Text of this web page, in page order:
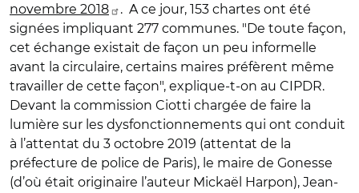
novembre 2018
. A ce jour, 153 chartes ont été
signées impliquant 277 communes. "De toute façon,
cet échange existait de façon un peu informelle
avant la circulaire, certains maires préfèrent même
travailler de cette façon", explique-t-on au CIPDR.
Devant la commission Ciotti chargée de faire la
lumière sur les dysfonctionnements qui ont conduit
à l’attentat du 3 octobre 2019 (attentat de la
préfecture de police de Paris), le maire de Gonesse
(d’où était originaire l’auteur Mickaël Harpon), Jean-